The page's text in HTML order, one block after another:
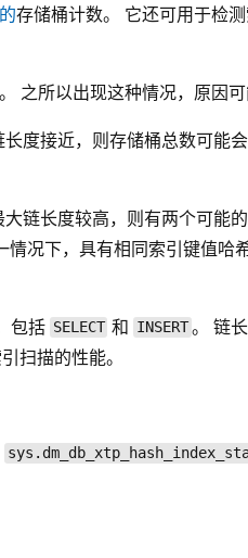
存储桶计数。 它还可用于检
之所以出现这种情况，原因可
度接近，则存储桶总数可能
链长度较高，则有两个可能
况下，具有相同索引键值哈
包括 SELECT 和 INSERT。 链
扫描的性能。